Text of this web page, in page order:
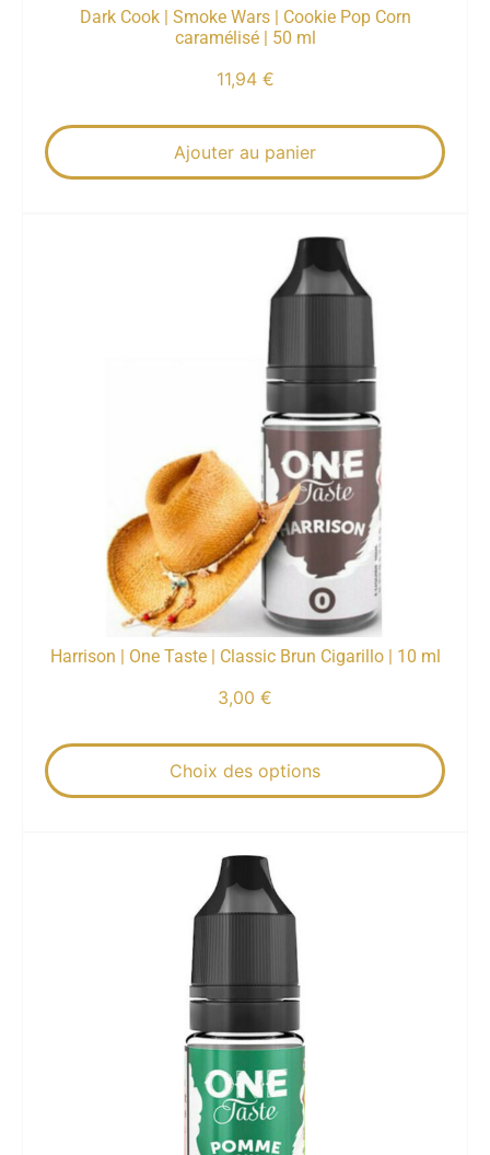
Dark Cook | Smoke Wars | Cookie Pop Corn
caramélisé | 50 ml
11,94 €
Ajouter au panier
Harrison | One Taste | Classic Brun Cigarillo | 10 ml
3,00 €
Choix des options